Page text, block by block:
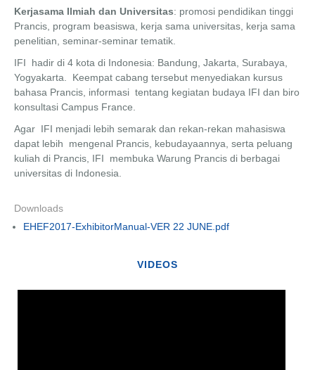
Kerjasama Ilmiah dan Universitas: promosi pendidikan tinggi
Prancis, program beasiswa, kerja sama universitas, kerja sama
penelitian, seminar-seminar tematik.
IFI hadir di 4 kota di Indonesia: Bandung, Jakarta, Surabaya,
Yogyakarta. Keempat cabang tersebut menyediakan kursus
bahasa Prancis, informasi tentang kegiatan budaya IFI dan biro
konsultasi Campus France.
Agar IFI menjadi lebih semarak dan rekan-rekan mahasiswa
dapat lebih mengenal Prancis, kebudayaannya, serta peluang
kuliah di Prancis, IFI membuka Warung Prancis di berbagai
universitas di Indonesia.
Downloads
EHEF2017-ExhibitorManual-VER 22 JUNE.pdf
VIDEOS